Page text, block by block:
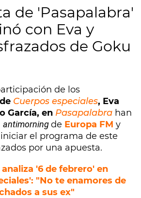
de 'Pasapalabra'
con Eva y
de Goku
de los
Cuerpos especiales, Eva
García, en Pasapalabra han
antimorningde Europa FM y
el programa de este
por una apuesta.
'6 de febrero' en
"No te enamores de
a sus ex"